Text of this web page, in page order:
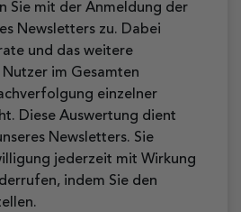
Sie mit der Anmeldung der
Newsletters zu. Dabei
und das weitere
im Gesamten
einzelner
Diese Auswertung dient
Newsletters. Sie
jederzeit mit Wirkung
indem Sie den